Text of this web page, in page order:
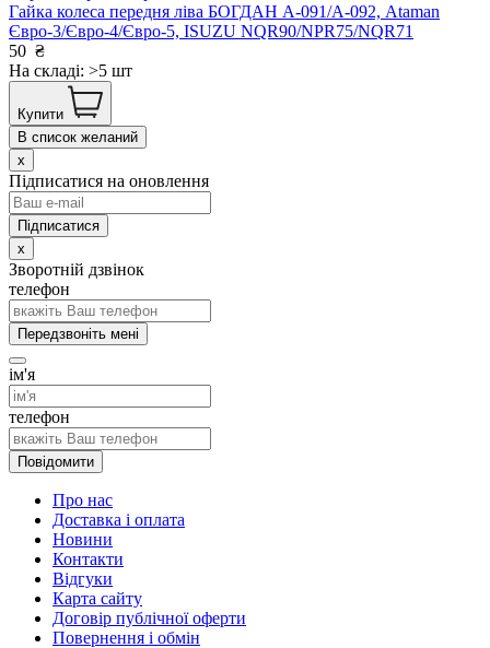
Гайка колеса передня ліва БОГДАН А-091/А-092, Ataman
Євро-3/Євро-4/Євро-5, ISUZU NQR90/NPR75/NQR71
50 ₴
На складі: >5 шт
Купити
В список желаний
x
Підписатися на оновлення
x
Зворотній дзвінок
телефон
Передзвоніть мені
ім'я
телефон
Повідомити
Про нас
Доставка і оплата
Новини
Контакти
Відгуки
Карта сайту
Договір публічної оферти
Повернення і обмін